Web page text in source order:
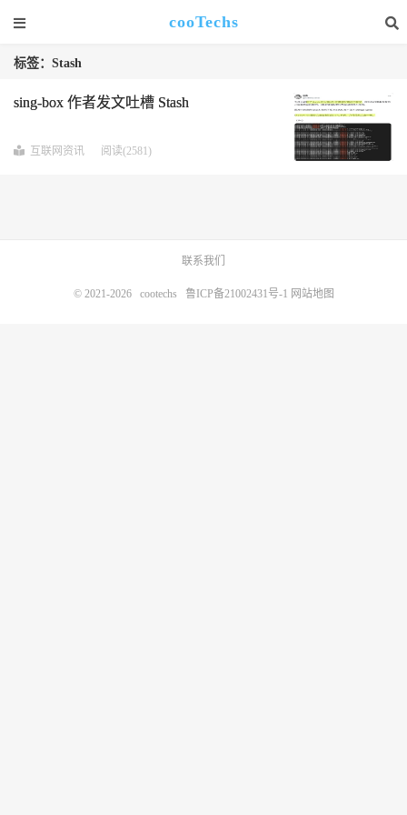
cooTechs
标签：Stash
sing-box 作者发文吐槽 Stash
互联网资讯 阅读(2581)
联系我们
© 2021-2026 cootechs 鲁ICP备21002431号-1 网站地图